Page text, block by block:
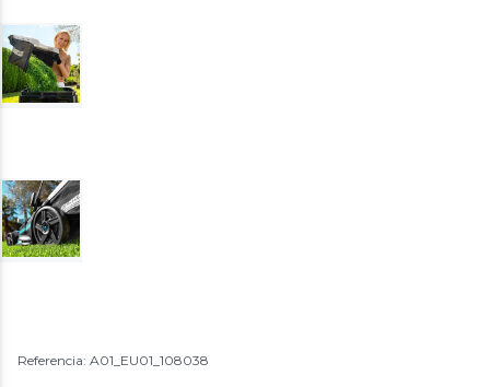
Referencia: A01_EU01_108038